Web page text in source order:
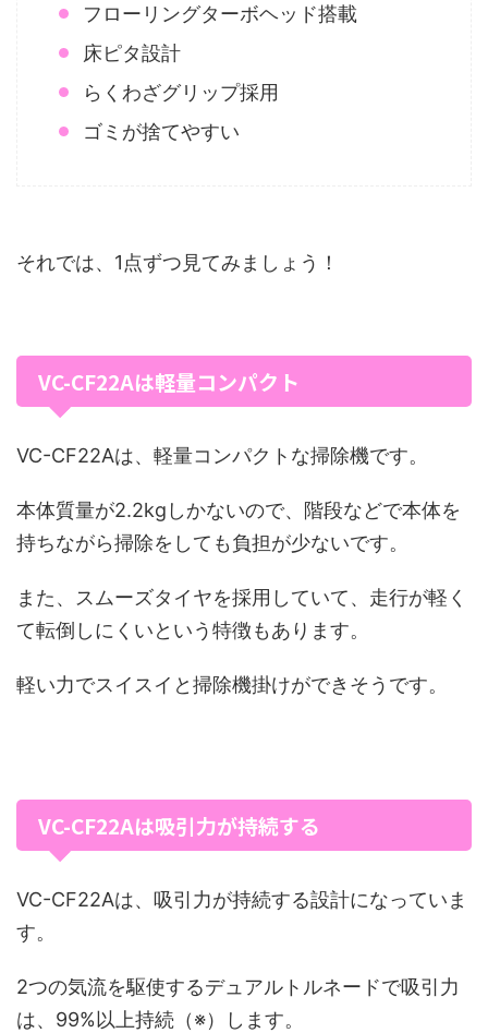
フローリングターボヘッド搭載
床ピタ設計
らくわざグリップ採用
ゴミが捨てやすい
それでは、1点ずつ見てみましょう！
VC-CF22Aは軽量コンパクト
VC-CF22Aは、軽量コンパクトな掃除機です。
本体質量が2.2kgしかないので、階段などで本体を
持ちながら掃除をしても負担が少ないです。
また、スムーズタイヤを採用していて、走行が軽く
て転倒しにくいという特徴もあります。
軽い力でスイスイと掃除機掛けができそうです。
VC-CF22Aは吸引力が持続する
VC-CF22Aは、吸引力が持続する設計になっていま
す。
2つの気流を駆使するデュアルトルネードで吸引力
は、99%以上持続（※）します。